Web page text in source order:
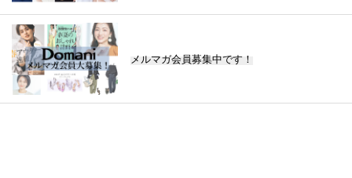
メルマガ会員募集中です！